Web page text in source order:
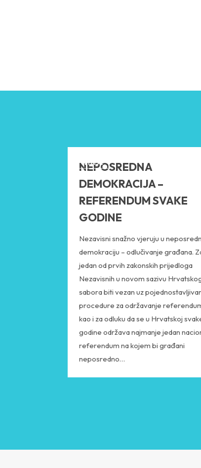
VIZIJE
NEPOSREDNA
DEMOKRACIJA –
REFERENDUM SVAKE
GODINE
Nezavisni snažno vjeruju u
demokraciju – odlučivanje građana.
jedan od prvih zakonskih prijedloga
Nezavisnih u novom sazivu
sabora biti vezan uz
procedure za održavanje
kao i za odluku da se u Hrvatskoj
godine održava najmanje jedan
referendum na kojem bi građani
neposredno…